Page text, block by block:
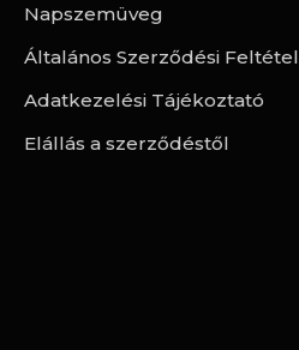
Napszemüveg
Általános Szerződési
Adatkezelési Tájékoztató
Elállás a szerződéstől